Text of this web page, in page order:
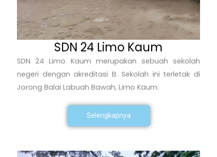
SDN 24 Limo Kaum
SDN 24 Limo Kaum merupakan sebuah sekolah
negeri dengan akreditasi B. Sekolah ini terletak di
Jorong Balai Labuah Bawah, Limo Kaum.
Selengkapnya